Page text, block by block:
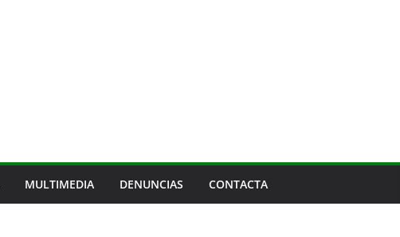
MULTIMEDIA DENUNCIAS CONTACTA